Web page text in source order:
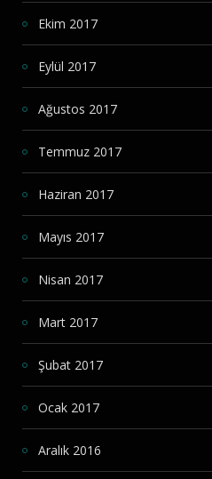
Ekim 2017
Eylül 2017
Ağustos 2017
Temmuz 2017
Haziran 2017
Mayıs 2017
Nisan 2017
Mart 2017
Şubat 2017
Ocak 2017
Aralık 2016